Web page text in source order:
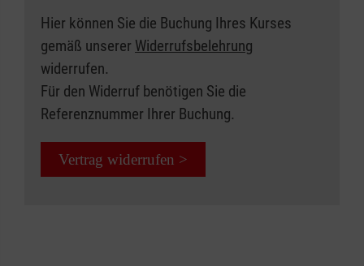
Hier können Sie die Buchung Ihres Kurses
gemäß unserer Widerrufsbelehrung
widerrufen.
Für den Widerruf benötigen Sie die
Referenznummer Ihrer Buchung.
Vertrag widerrufen >